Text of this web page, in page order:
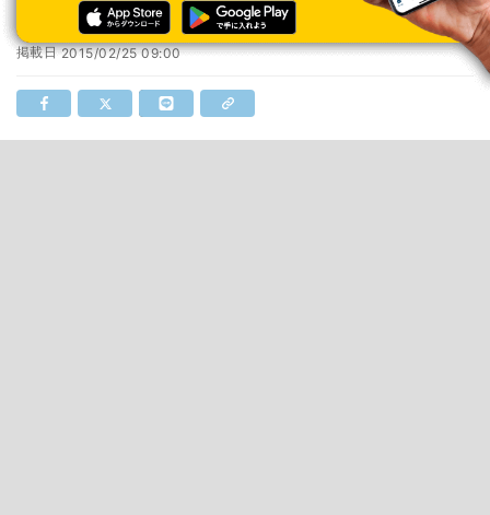
トンボの複眼は色覚遺伝子多く超多彩
掲載日2015/02/25 09:00